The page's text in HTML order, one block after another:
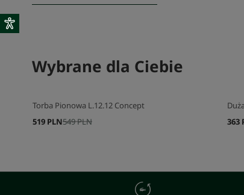
Wybrane dla Ciebie
Torba Pionowa L.12.12 Concept
549 PLN
519 PLN 363